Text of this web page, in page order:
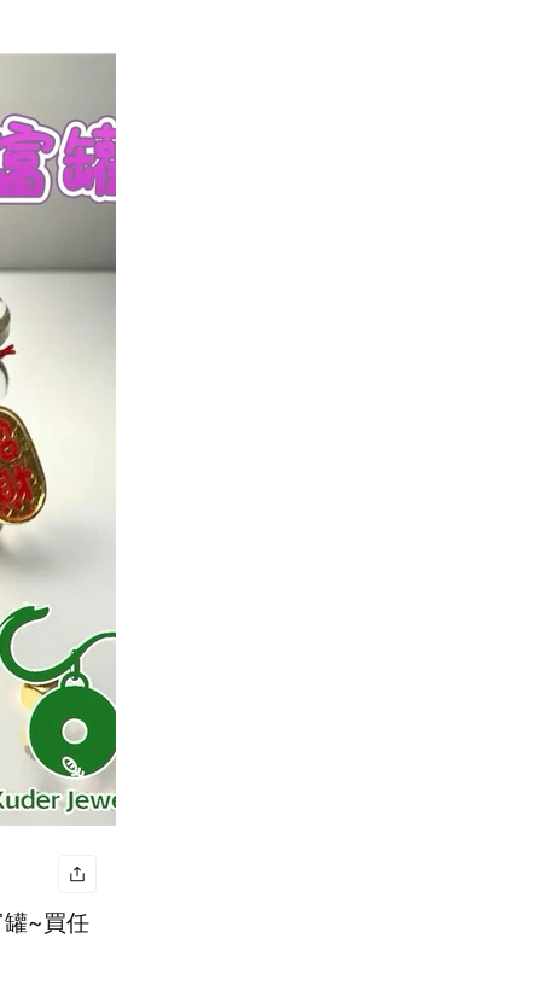
~買任